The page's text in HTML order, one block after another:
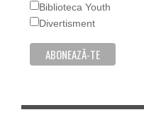
Biblioteca Youth
Divertisment